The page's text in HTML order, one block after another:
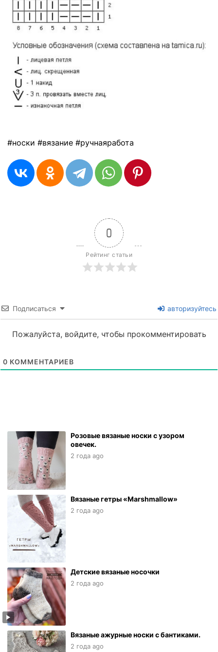
#носки #вязание #ручнаяработа
0
Рейтинг статьи
Подписаться авторизуйтесь
Пожалуйста, войдите, чтобы прокомментировать
0 КОММЕНТАРИЕВ
Розовые вязаные носки с узором
овечек.
2 года ago
Вязаные гетры «Marshmallow»
2 года ago
Детские вязаные носочки
2 года ago
Вязаные ажурные носки с бантиками.
2 года ago